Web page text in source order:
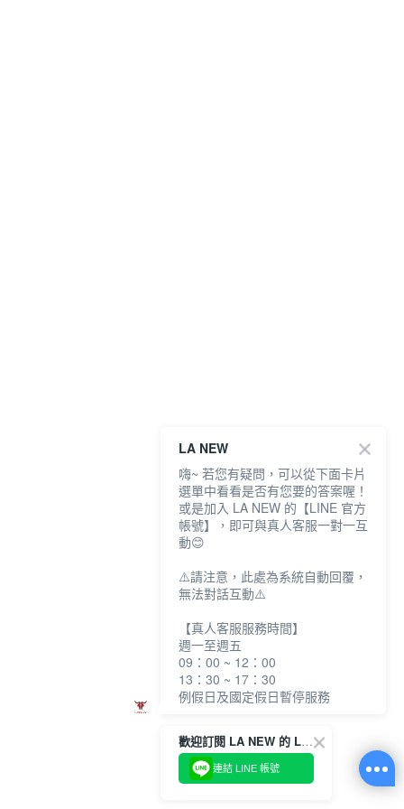
歡迎訂閱 LA NEW 的 LINE 官方帳號
連結 LINE 帳號
LA NEW
嗨~ 若您有疑問，可以從下面卡片
選單中看看是否有您要的答案喔！
或是加入 LA NEW 的【LINE 官方
帳號】，即可與真人客服一對一互
動😊
⚠️請注意，此處為系統自動回覆，
無法對話互動⚠️
【真人客服服務時間】
週一至週五
09：00 ~ 12：00
13：30 ~ 17：30
例假日及國定假日暫停服務